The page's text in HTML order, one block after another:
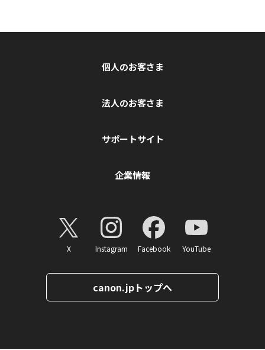
個人のお客さま
法人のお客さま
サポートサイト
企業情報
X Instagram Facebook YouTube
canon.jpトップへ